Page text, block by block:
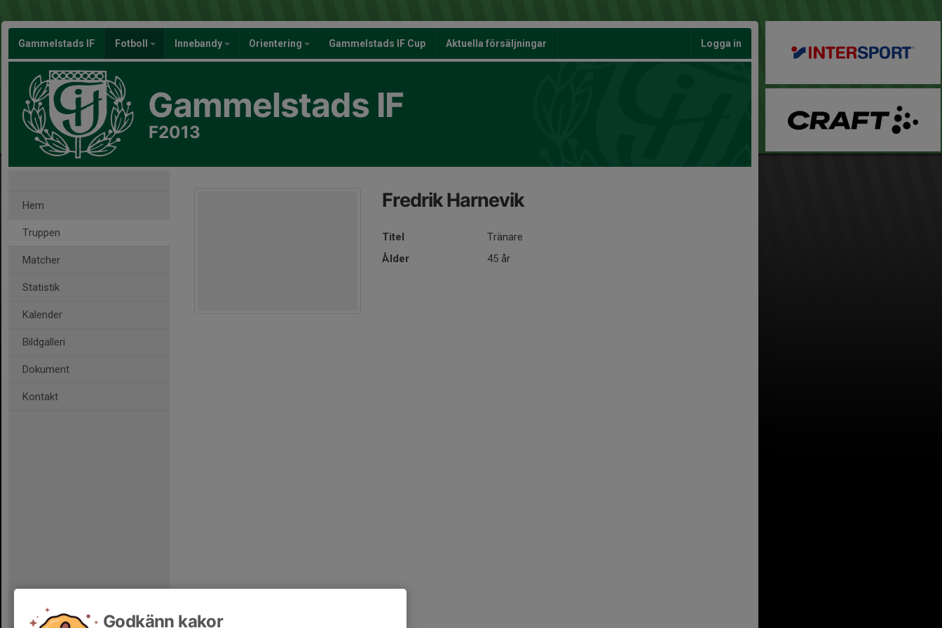
Gammelstads IF Fotboll Innebandy Orientering Gammelstads IF Cup Aktuella försäljningar Logga in
Gammelstads IF
F2013
Hem
Truppen
Matcher
Statistik
Kalender
Bildgalleri
Dokument
Kontakt
Fredrik Harnevik
Titel
Tränare
Ålder
45 år
Godkänn kakor